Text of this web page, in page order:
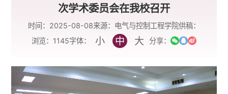
次学术委员会在我校召开
时间：2025-08-08来源：电气与控制工程学院供稿：
浏览： 1145字体： 小 中 大 分享：